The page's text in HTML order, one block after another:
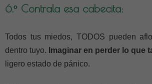
6.º Contrala esa cabecita:
Todos tus miedos, TODOS pueden
dentro tuyo. Imaginar en perder lo que
ligero estado de pánico.